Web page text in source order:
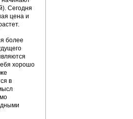
Сегодня
цена и
более
хорошо
в